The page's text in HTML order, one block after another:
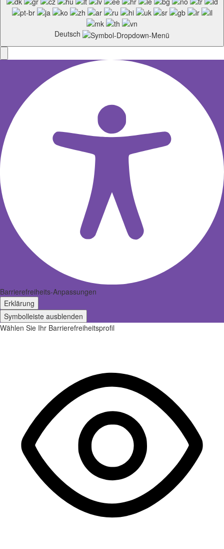
Deutsch
Barrierefreiheits-Anpassungen
Erklärung
Symbolleiste ausblenden
Wählen Sie Ihr Barrierefreiheitsprofil